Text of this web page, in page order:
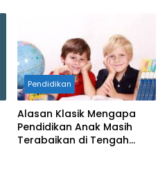
Pendidikan
Alasan Klasik Mengapa
Pendidikan Anak Masih
Terabaikan di Tengah